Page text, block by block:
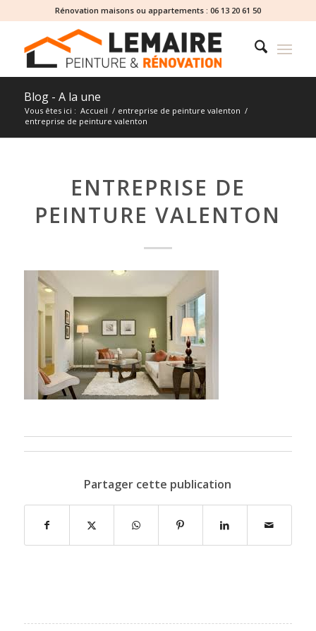
Rénovation maisons ou appartements : 06 13 20 61 50
Blog - A la une
Vous êtes ici : Accueil / entreprise de peinture valenton /
entreprise de peinture valenton
ENTREPRISE DE
PEINTURE VALENTON
Partager cette publication